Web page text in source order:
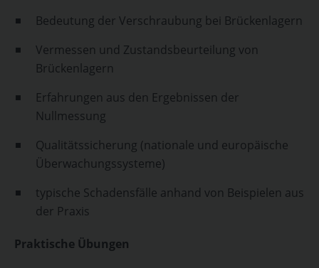
Bedeutung der Verschraubung bei Brückenlagern
Vermessen und Zustandsbeurteilung von
Brückenlagern
Erfahrungen aus den Ergebnissen der
Nullmessung
Qualitätssicherung (nationale und europäische
Überwachungssysteme)
typische Schadensfälle anhand von Beispielen aus
der Praxis
Praktische Übungen